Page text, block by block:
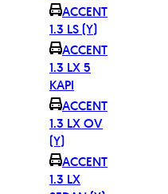
ACCENT
1.3 LS (Y)
ACCENT
1.3 LX 5
KAPI
ACCENT
1.3 LX OV
(Y)
ACCENT
1.3 LX